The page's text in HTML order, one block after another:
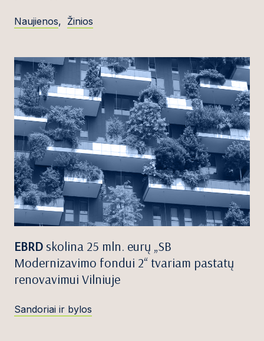
Naujienos, Žinios
EBRDskolina 25 mln. eurų „SB
Modernizavimo fondui 2“ tvariam pastatų
renovavimui Vilniuje
Sandoriai ir bylos